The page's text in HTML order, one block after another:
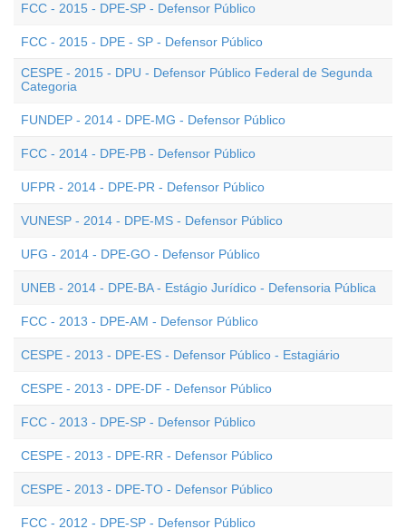
FCC - 2015 - DPE-SP - Defensor Público
FCC - 2015 - DPE - SP - Defensor Público
CESPE - 2015 - DPU - Defensor Público Federal de Segunda
Categoria
FUNDEP - 2014 - DPE-MG - Defensor Público
FCC - 2014 - DPE-PB - Defensor Público
UFPR - 2014 - DPE-PR - Defensor Público
VUNESP - 2014 - DPE-MS - Defensor Público
UFG - 2014 - DPE-GO - Defensor Público
UNEB - 2014 - DPE-BA - Estágio Jurídico - Defensoria Pública
FCC - 2013 - DPE-AM - Defensor Público
CESPE - 2013 - DPE-ES - Defensor Público - Estagiário
CESPE - 2013 - DPE-DF - Defensor Público
FCC - 2013 - DPE-SP - Defensor Público
CESPE - 2013 - DPE-RR - Defensor Público
CESPE - 2013 - DPE-TO - Defensor Público
FCC - 2012 - DPE-SP - Defensor Público